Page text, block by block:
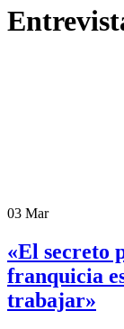
03 Mar
«El secreto
franquicia
trabajar»